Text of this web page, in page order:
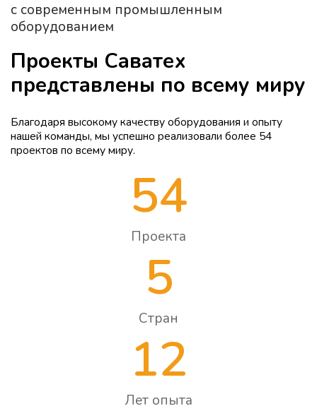
с современным промышленным
оборудованием
Проекты Саватех
представлены по всему миру
Благодаря высокому качеству оборудования и опыту
нашей команды, мы успешно реализовали более 54
проектов по всему миру.
54
Проекта
5
Стран
12
Лет опыта